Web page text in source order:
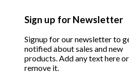
Sign up for Newsletter
Signup for our newsletter to
notified about sales and new
products. Add any text here or
remove it.